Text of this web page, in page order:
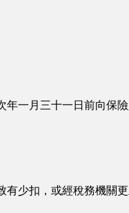
年一月三十一日前向保
有少扣，或經稅務機關